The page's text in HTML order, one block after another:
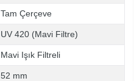
Tam Çerçeve
UV 420 (Mavi Filtre)
Mavi Işık Filtreli
52 mm